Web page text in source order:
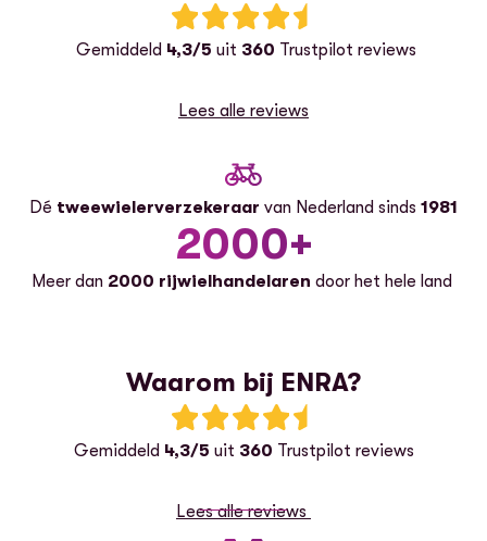
Beoordeling: 4.5 van 5 sterren
Gemiddeld 4,3/5 uit 360 Trustpilot reviews
Lees alle reviews
Dé tweewielerverzekeraar van Nederland sinds 1981
2000+
Meer dan 2000 rijwielhandelaren door het hele land
Waarom bij ENRA?
Beoordeling: 4.3 van 5 sterren
Gemiddeld 4,3/5 uit 360 Trustpilot reviews
Lees alle reviews